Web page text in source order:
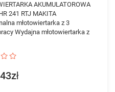
AKUMULATOROWA
241 RTJ MAKITA
młotowiertarka z 3
Wydajna młotowiertarka z